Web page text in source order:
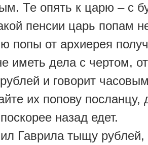
Те опять к царю – с
пенсии царь попам
попы от архиерея
иметь дела с чертом,
и говорит
их попову посланцу,
назад едет.
Гаврила тыщу рублей,